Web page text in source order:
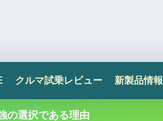
クルマ試乗レビュー 新製品情報
の選択である理由